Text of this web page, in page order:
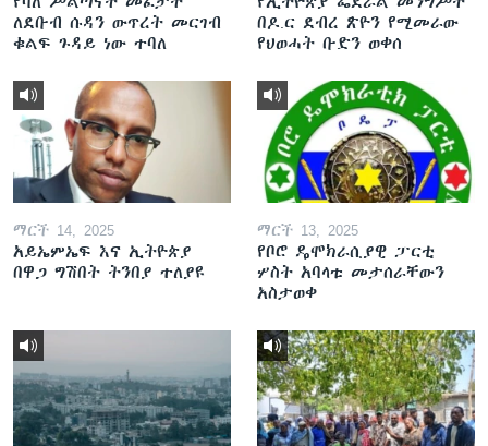
ለደቡብ ሱዳን ውጥረት መርገብ
ቁልፍ ጉዳይ ነው ተባለ
በዶ.ር ደብረ ጽዮን የሚመራው
የህወሓት ቡድን ወቀሰ
ማርች 14, 2025
አይኤምኤፍ እና ኢትዮጵያ
በዋጋ ግሽበት ትንበያ ተለያዩ
ማርች 13, 2025
የቦሮ ዴሞክራሲያዊ ፓርቲ
ሦስት አባላቱ መታሰራቸውን
አስታወቀ